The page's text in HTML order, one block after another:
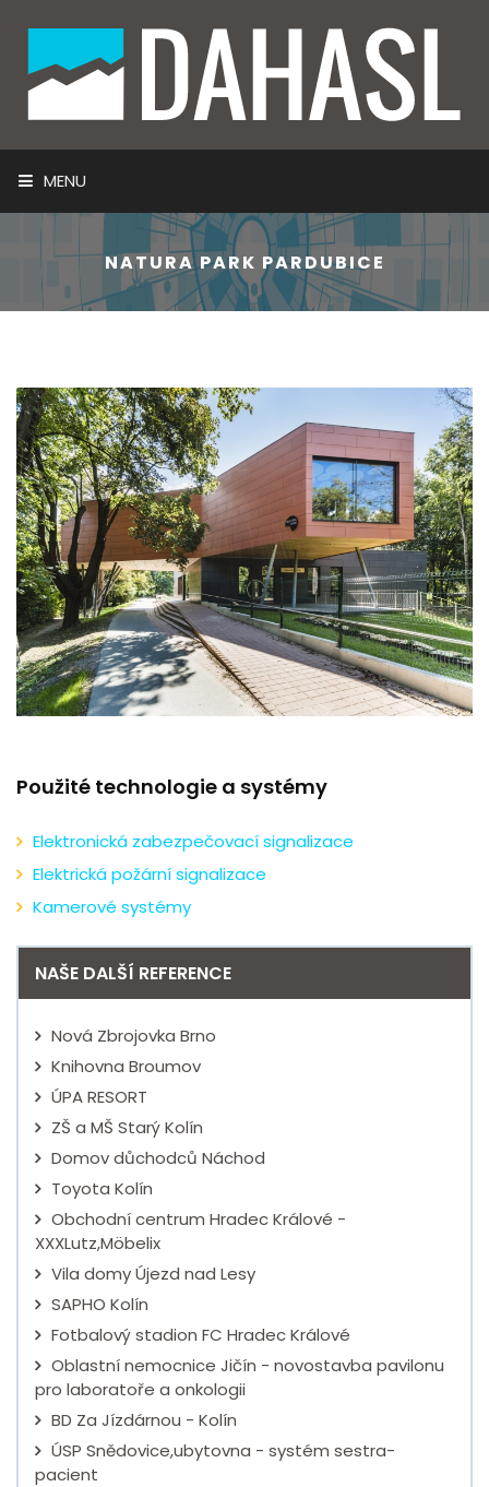
MENU
ÚVOD
TECHNOLOGIE A SYSTÉMY
INFORMACE
REFERENCE
KARIÉRA
KONTAKT
NATURA PARK PARDUBICE
Použité technologie a systémy
Elektronická zabezpečovací signalizace
Elektrická požární signalizace
Kamerové systémy
NAŠE DALŠÍ REFERENCE
Nová Zbrojovka Brno
Knihovna Broumov
ÚPA RESORT
ZŠ a MŠ Starý Kolín
Domov důchodců Náchod
Toyota Kolín
Obchodní centrum Hradec Králové -
XXXLutz,Möbelix
Vila domy Újezd nad Lesy
SAPHO Kolín
Fotbalový stadion FC Hradec Králové
Oblastní nemocnice Jičín - novostavba pavilonu
pro laboratoře a onkologii
BD Za Jízdárnou - Kolín
ÚSP Snědovice,ubytovna - systém sestra-
pacient